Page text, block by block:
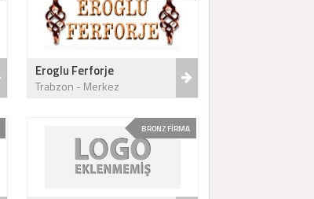
Eroglu Ferforje
Trabzon - Merkez
BRONZ FİRMA